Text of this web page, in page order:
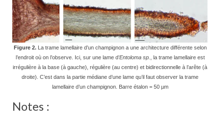
Figure 2.La trame lamellaire d’un champignon a une architecture différente selon
l’endroit où on l’observe. Ici, sur une lame d’Entoloma sp.
, la trame lamellaire est
irrégulière à la base (à gauche), régulière (au centre) et bidirectionnelle à l’arête (à
droite). C’est dans la partie médiane d’une lame qu’il faut observer la trame
lamellaire d’un champignon. Barre étalon = 50 µm
Notes :